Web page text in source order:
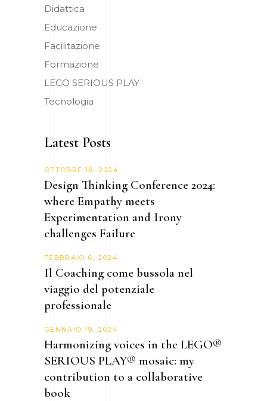
Didattica
Educazione
Facilitazione
Formazione
LEGO SERIOUS PLAY
Tecnologia
Latest Posts
OTTOBRE 18, 2024
Design Thinking Conference 2024:
where Empathy meets
Experimentation and Irony
challenges Failure
FEBBRAIO 6, 2024
Il Coaching come bussola nel
viaggio del potenziale
professionale
GENNAIO 19, 2024
Harmonizing voices in the LEGO®
SERIOUS PLAY® mosaic: my
contribution to a collaborative
book